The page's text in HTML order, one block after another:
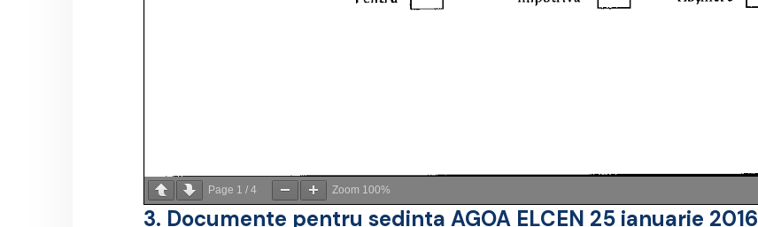
Page 1 / 4 Zoom 100%
3. Documente pentru sedinta AGOA ELCEN 25 ianuarie 2016